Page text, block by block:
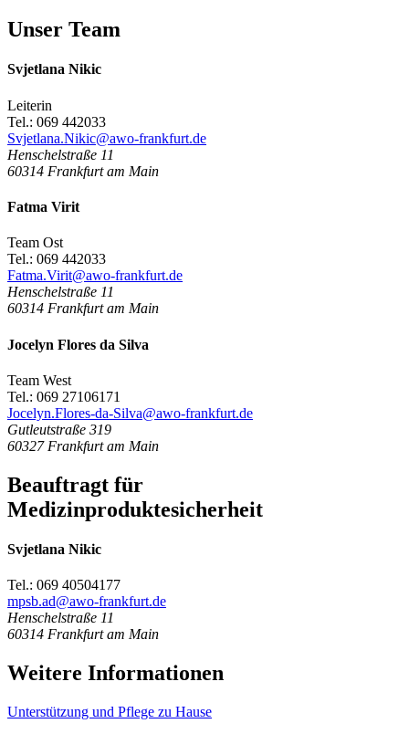
Unser Team
Svjetlana Nikic
Leiterin
Tel.: 069 442033
Svjetlana.Nikic@awo-frankfurt.de
Henschelstraße 11
60314 Frankfurt am Main
Fatma Virit
Team Ost
Tel.: 069 442033
Fatma.Virit@awo-frankfurt.de
Henschelstraße 11
60314 Frankfurt am Main
Jocelyn Flores da Silva
Team West
Tel.: 069 27106171
Jocelyn.Flores-da-Silva@awo-frankfurt.de
Gutleutstraße 319
60327 Frankfurt am Main
Beauftragt für
Medizinproduktesicherheit
Svjetlana Nikic
Tel.: 069 40504177
mpsb.ad@awo-frankfurt.de
Henschelstraße 11
60314 Frankfurt am Main
Weitere Informationen
Unterstützung und Pflege zu Hause